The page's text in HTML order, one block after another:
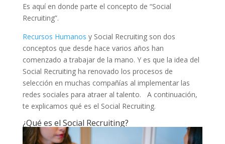
Es aquí en donde parte el concepto de “Social
Recruiting”.
Recursos Humanos y Social Recruiting son dos
conceptos que desde hace varios años han
comenzado a trabajar de la mano. Y es que la idea del
Social Recruiting ha renovado los procesos de
selección en muchas compañías al implementar las
redes sociales para atraer al talento. A continuación,
te explicamos qué es el Social Recruiting.
¿Qué es el Social Recruiting?